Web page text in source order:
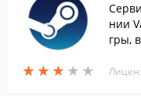
★ ★ ★ ★ ★
★ ★ ★ ★ ★
нии
гры,